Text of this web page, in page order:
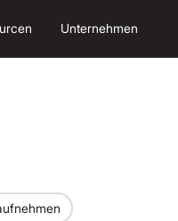
Unternehmen